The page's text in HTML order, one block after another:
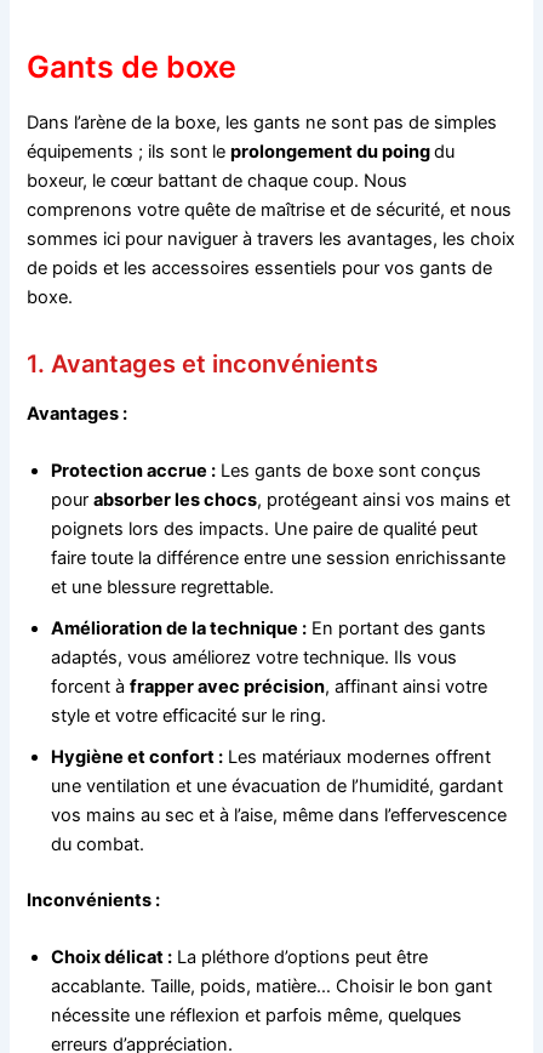
Gants de boxe
Dans l’arène de la boxe, les gants ne sont pas de simples
équipements ; ils sont leprolongement du poingdu
boxeur, le cœur battant de chaque coup. Nous
comprenons votre quête de maîtrise et de sécurité, et nous
sommes ici pour naviguer à travers les avantages, les choix
de poids et les accessoires essentiels pour vos gants de
boxe.
1. Avantages et inconvénients
Avantages :
Protection accrue : Les gants de boxe sont conçus
pourabsorber les chocs, protégeant ainsi vos mains et
poignets lors des impacts. Une paire de qualité peut
faire toute la différence entre une session enrichissante
et une blessure regrettable.
Amélioration de la technique : En portant des gants
adaptés, vous améliorez votre technique. Ils vous
forcent àfrapper avec précision, affinant ainsi votre
style et votre efficacité sur le ring.
Hygiène et confort : Les matériaux modernes offrent
une ventilation et une évacuation de l’humidité, gardant
vos mains au sec et à l’aise, même dans l’effervescence
du combat.
Inconvénients :
Choix délicat : La pléthore d’options peut être
accablante. Taille, poids, matière… Choisir le bon gant
nécessite une réflexion et parfois même, quelques
erreurs d’appréciation.